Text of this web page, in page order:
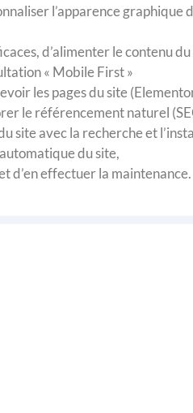
l’apparence graphique
d’alimenter le contenu
« Mobile First »
les pages du site
le référencement naturel
site avec la recherche et
du site,
d’en effectuer la maintenance.